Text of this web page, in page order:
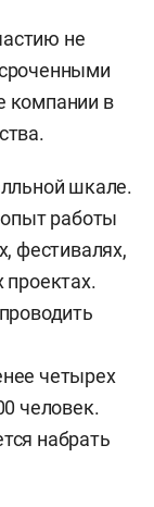
не
компании в
шкале.
работы
фестивалях,
проектах.
четырех
человек.
набрать